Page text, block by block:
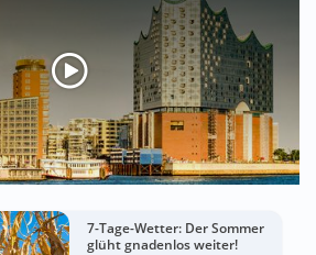
7-Tage-Wetter: Der Sommer
glüht gnadenlos weiter!